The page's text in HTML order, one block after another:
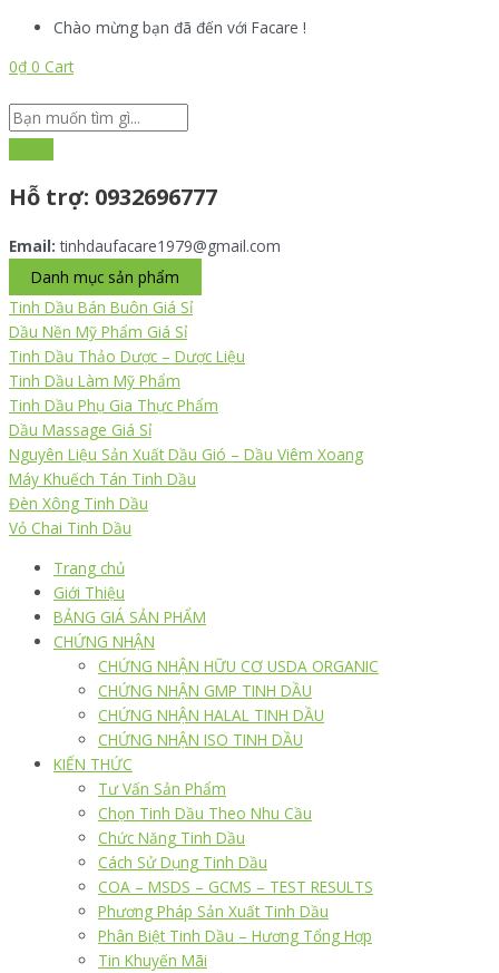
nội
Chào mừng bạn đã đến với Facare !
0₫ 0 Cart
Hỗ trợ: 0932696777
Email: tinhdaufacare1979@gmail.com
Danh mục sản phẩm
Tinh Dầu Bán Buôn Giá Sỉ
Dầu Nền Mỹ Phẩm Giá Sỉ
Tinh Dầu Thảo Dược – Dược Liệu
Tinh Dầu Làm Mỹ Phẩm
Tinh Dầu Phụ Gia Thực Phẩm
Dầu Massage Giá Sỉ
Nguyên Liệu Sản Xuất Dầu Gió – Dầu Viêm Xoang
Máy Khuếch Tán Tinh Dầu
Đèn Xông Tinh Dầu
Vỏ Chai Tinh Dầu
Trang chủ
Giới Thiệu
BẢNG GIÁ SẢN PHẨM
CHỨNG NHẬN
CHỨNG NHẬN HỮU CƠ USDA ORGANIC
CHỨNG NHẬN GMP TINH DẦU
CHỨNG NHẬN HALAL TINH DẦU
CHỨNG NHẬN ISO TINH DẦU
KIẾN THỨC
Tư Vấn Sản Phẩm
Chọn Tinh Dầu Theo Nhu Cầu
Chức Năng Tinh Dầu
Cách Sử Dụng Tinh Dầu
COA – MSDS – GCMS – TEST RESULTS
Phương Pháp Sản Xuất Tinh Dầu
Phân Biệt Tinh Dầu – Hương Tổng Hợp
Tin Khuyến Mãi
vào
đây...
web